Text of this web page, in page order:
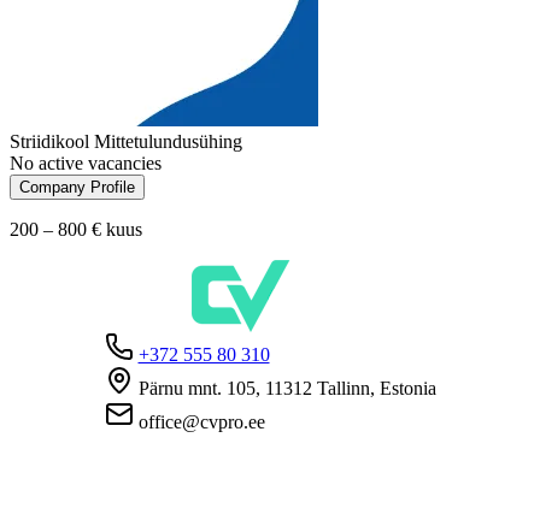
Striidikool Mittetulundusühing
No active vacancies
Company Profile
200 – 800 € kuus
+372 555 80 310
Pärnu mnt. 105, 11312 Tallinn, Estonia
office@cvpro.ee